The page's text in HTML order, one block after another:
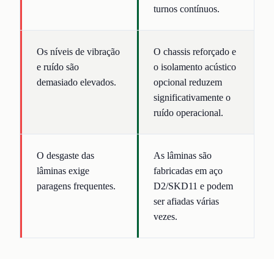
turnos contínuos.
Os níveis de vibração
e ruído são
demasiado elevados.
O chassis reforçado e
o isolamento acústico
opcional reduzem
significativamente o
ruído operacional.
O desgaste das
lâminas exige
paragens frequentes.
As lâminas são
fabricadas em aço
D2/SKD11 e podem
ser afiadas várias
vezes.